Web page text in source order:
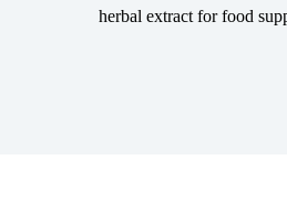
herbal extract for food